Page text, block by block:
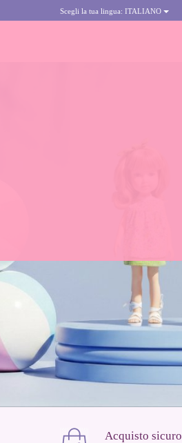
Scegli la tua lingua: ITALIANO
Acquisto sicuro